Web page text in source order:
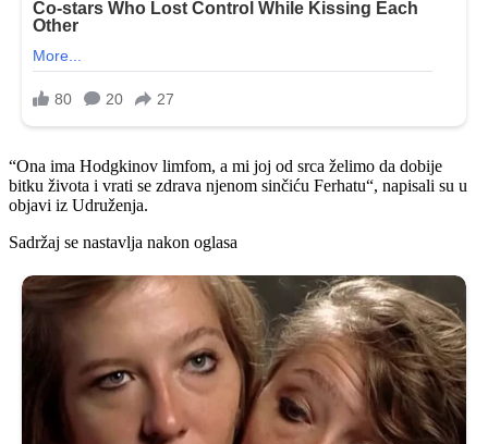
“Ona ima Hodgkinov limfom, a mi joj od srca želimo da dobije
bitku života i vrati se zdrava njenom sinčiću Ferhatu“, napisali su u
objavi iz Udruženja.
Sadržaj se nastavlja nakon oglasa